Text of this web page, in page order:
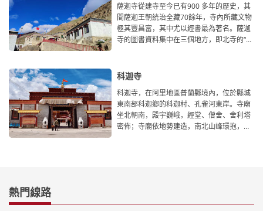
薩迦寺從建寺至今已有900 多年的歷史，其
間薩迦王朝統治全藏70餘年，寺內所藏文物
極其豐昌富，其中尤以經書最為著名。薩迦
寺的圖書資料集中在三個地方，即北寺的“烏
科迦寺
科迦寺，在阿里地區普蘭縣境內，位於縣城
東南部科迦鄉的科迦村、孔雀河東岸。寺廟
坐北朝南，殿宇巍峨，經堂、僧舍、舍利塔
密佈；寺廟依地勢建造，南北山峰環抱，依
熱門線路